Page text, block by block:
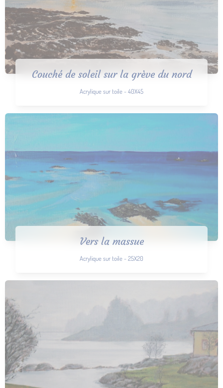
Couché de soleil sur la grève du nord
Acrylique sur toile - 40X45
Vers la massue
Acrylique sur toile - 25X20